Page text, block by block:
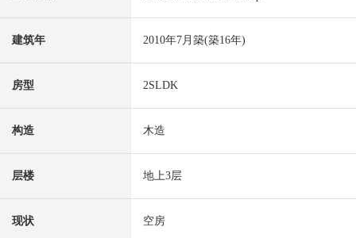
建筑年 2010年7月築(築16年)
房型 2SLDK
构造 木造
层楼 地上3层
现状 空房